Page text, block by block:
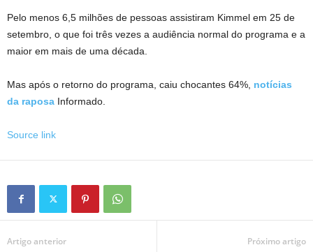
Pelo menos 6,5 milhões de pessoas assistiram Kimmel em 25 de
setembro, o que foi três vezes a audiência normal do programa e a
maior em mais de uma década.
Mas após o retorno do programa, caiu chocantes 64%, notícias
da raposa Informado.
Source link
Artigo anterior Próximo artigo